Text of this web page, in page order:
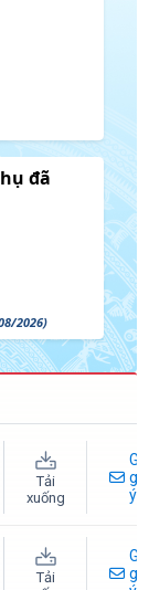
Tải
xuống
ý
Tải